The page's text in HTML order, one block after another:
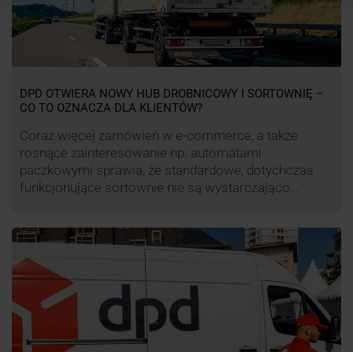
DPD OTWIERA NOWY HUB DROBNICOWY I SORTOWNIĘ –
CO TO OZNACZA DLA KLIENTÓW?
Coraz więcej zamówień w e-commerce, a także
rosnące zainteresowanie np. automatami
paczkowymi sprawia, że standardowe, dotychczas
funkcjonujące sortownie nie są wystarczająco
względu pod Łodzią uruchomiono nowe centrum
transportowo-logistyczne. Innowacyjny hub
drobnicowy i sortownia to już piąty taki obiekt DPD w